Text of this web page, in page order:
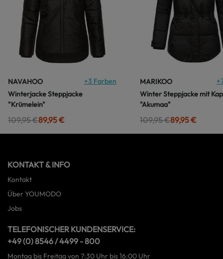
NAVAHOO +3 Farben
Winterjacke Steppjacke
"Krümelein"
109,95 €89,95 €
MARIKOO +
Winter Steppjacke mit
"Akumaa"
109,95 €89,95 €
KONTAKT & INFO
Kontakt
Über YOUMODO
Jobs
TELEFONISCHER KUNDENSERVICE:
+49 (0) 8546 / 4499 - 800
Montag bis Freitag von 7:30 Uhr bis 16:00 Uhr